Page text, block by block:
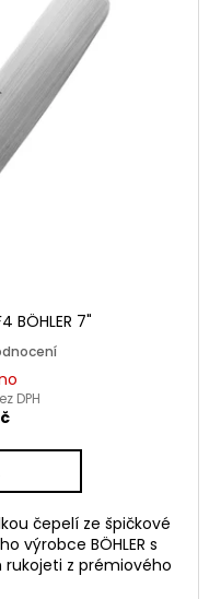
BÖHLER 7"
DPH
čepelí ze špičkové
výrobce BÖHLER s
z prémiového